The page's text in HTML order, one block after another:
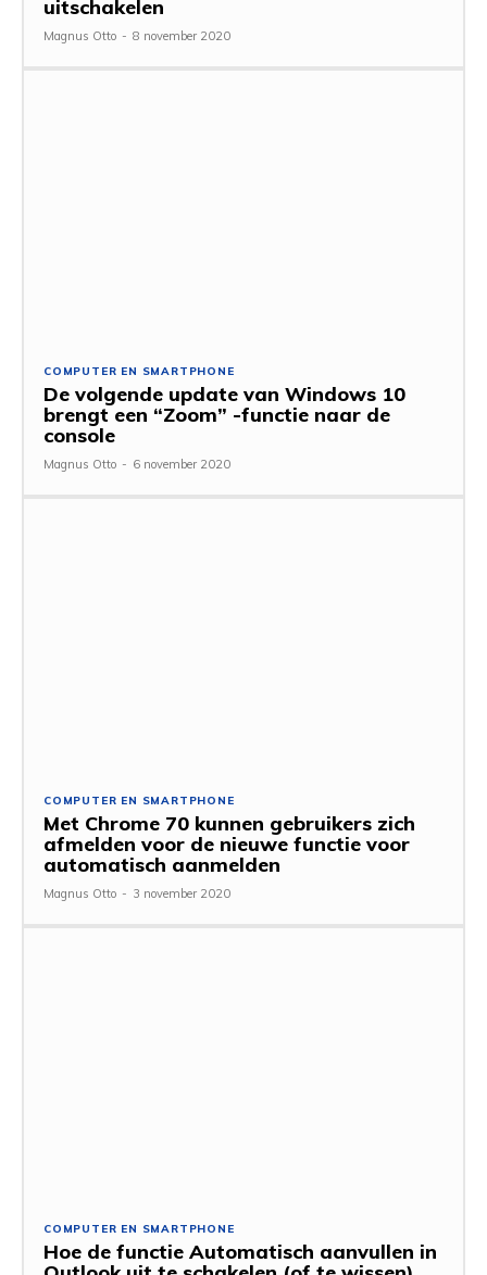
uitschakelen
Magnus Otto - 8 november 2020
COMPUTER EN SMARTPHONE
De volgende update van Windows 10
brengt een “Zoom” -functie naar de
console
Magnus Otto - 6 november 2020
COMPUTER EN SMARTPHONE
Met Chrome 70 kunnen gebruikers zich
afmelden voor de nieuwe functie voor
automatisch aanmelden
Magnus Otto - 3 november 2020
COMPUTER EN SMARTPHONE
Hoe de functie Automatisch aanvullen in